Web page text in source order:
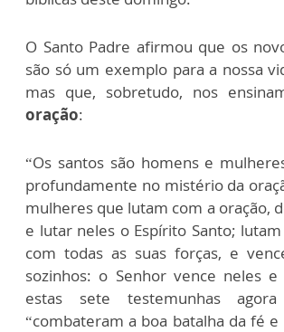
O Santo Padre afirmou que os
são só um exemplo para a nossa
mas que, sobretudo, nos
oração:
“Os santos são homens e
profundamente no mistério da
mulheres que lutam com a oração,
e lutar neles o Espírito Santo;
com todas as suas forças, e
sozinhos: o Senhor vence neles e
estas sete testemunhas agora
“combateram a boa batalha da fé